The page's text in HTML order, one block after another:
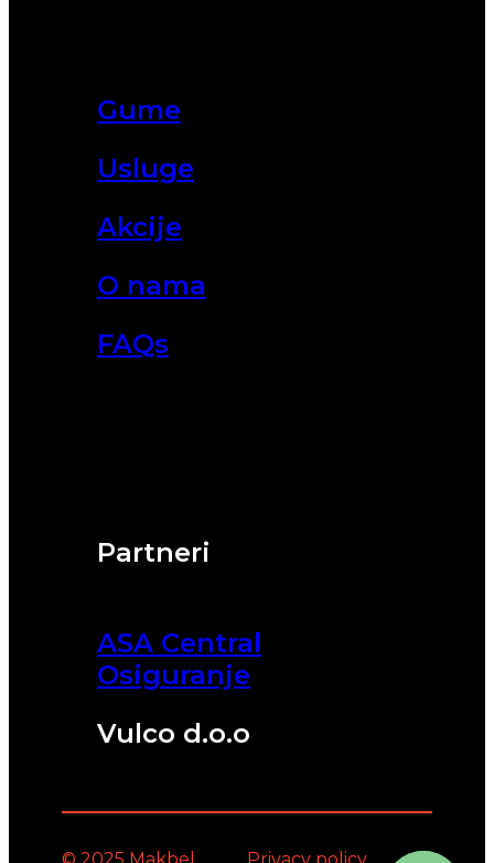
Partneri
ASA Central
Osiguranje
Vulco d.o.o
Gume
Usluge
Akcije
O nama
FAQs